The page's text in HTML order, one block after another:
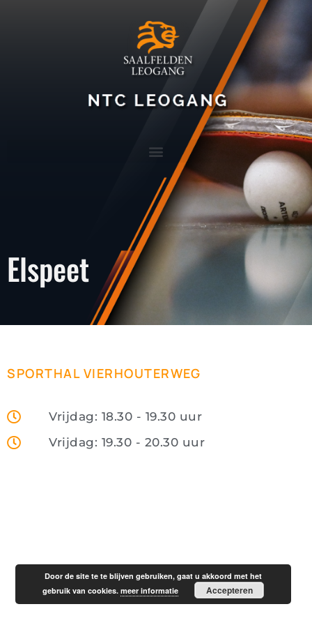
Elspeet
SPORTHAL VIERHOUTERWEG
Vrijdag: 18.30 - 19.30 uur
Vrijdag: 19.30 - 20.30 uur
Door de site te te blijven gebruiken, gaat u akkoord met het
gebruik van cookies.meer informatie Accepteren